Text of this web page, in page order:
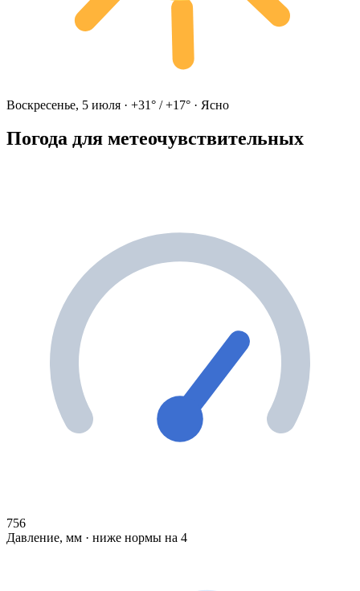
Воскресенье, 5 июля · +31° / +17° · Ясно
Погода для метеочувствительных
756
Давление, мм · ниже нормы на 4